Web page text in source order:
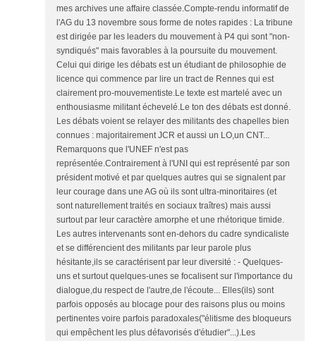
mes archives une affaire classée.Compte-rendu informatif de
l'AG du 13 novembre sous forme de notes rapides : La tribune
est dirigée par les leaders du mouvement à P4 qui sont "non-
syndiqués" mais favorables à la poursuite du mouvement.
Celui qui dirige les débats est un étudiant de philosophie de
licence qui commence par lire un tract de Rennes qui est
clairement pro-mouvementiste.Le texte est martelé avec un
enthousiasme militant échevelé.Le ton des débats est donné.
Les débats voient se relayer des militants des chapelles bien
connues : majoritairement JCR et aussi un LO,un CNT...
Remarquons que l'UNEF n'est pas
représentée.Contrairement à l'UNI qui est représenté par son
président motivé et par quelques autres qui se signalent par
leur courage dans une AG où ils sont ultra-minoritaires (et
sont naturellement traités en sociaux traîtres) mais aussi
surtout par leur caractère amorphe et une rhétorique timide.
Les autres intervenants sont en-dehors du cadre syndicaliste
et se différencient des militants par leur parole plus
hésitante,ils se caractérisent par leur diversité : - Quelques-
uns et surtout quelques-unes se focalisent sur l'importance du
dialogue,du respect de l'autre,de l'écoute... Elles(ils) sont
parfois opposés au blocage pour des raisons plus ou moins
pertinentes voire parfois paradoxales("élitisme des bloqueurs
qui empêchent les plus défavorisés d'étudier"...).Les